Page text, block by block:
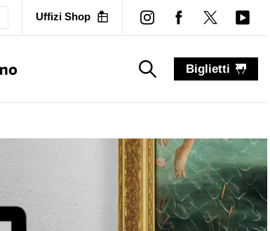
Uffizi Shop
Biglietti